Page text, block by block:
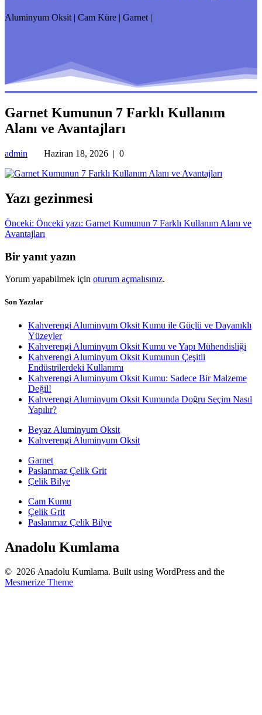
Aluminyum Oksit | Cam Küre | Garnet |
Garnet Kumunun 7 Farklı Kullanım
Alanı ve Avantajları
admin Haziran 18, 2026 | 0
Yazı gezinmesi
Önceki: Önceki yazı: Garnet Kumunun 7 Farklı Kullanım Alanı ve
Avantajları
Bir yanıt yazın
Yorum yapabilmek için oturum açmalısınız.
Son Yazılar
Kahverengi Aluminyum Oksit Kumu ile Güçlü ve Dayanıklı
Yüzeyler
Kahverengi Aluminyum Oksit Kumu ve Yapı Mühendisliği
Kahverengi Aluminyum Oksit Kumunun Çeşitli
Endüstrilerdeki Kullanımı
Kahverengi Aluminyum Oksit Kumu: Sadece Bir Malzeme
Değil!
Kahverengi Aluminyum Oksit Kumunda Doğru Seçim Nasıl
Yapılır?
Beyaz Aluminyum Oksit
Kahverengi Aluminyum Oksit
Garnet
Paslanmaz Çelik Grit
Çelik Bilye
Cam Kumu
Çelik Grit
Paslanmaz Çelik Bilye
Anadolu Kumlama
© 2026 Anadolu Kumlama. Built using WordPress and the
Mesmerize Theme